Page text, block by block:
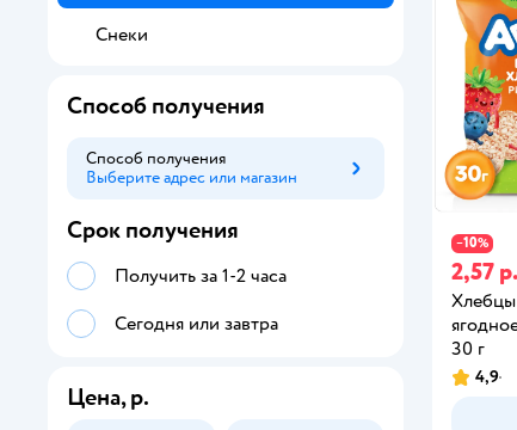
−10%
2,57 р.
30 г
4,9
Снеки
Способ получения
Способ получения
Выберите адрес или магазин
Способ получения
Срок получения
Получить за 1-2 часа
Сегодня или завтра
Цена, р.